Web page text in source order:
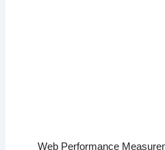
Web Performance